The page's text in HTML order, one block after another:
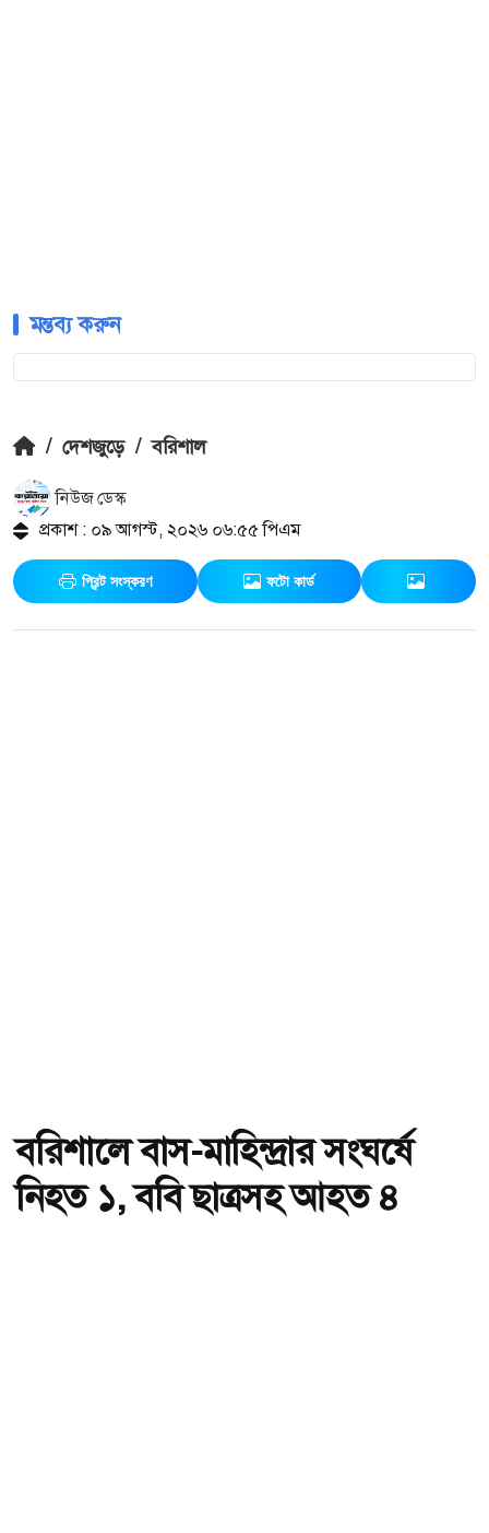
মন্তব্য করুন
/ দেশজুড়ে / বরিশাল
নিউজ ডেস্ক
প্রকাশ : ০৯ আগস্ট, ২০২৬ ০৬:৫৫ পিএম
প্রিন্ট সংস্করণ ফটো কার্ড
বরিশালে বাস-মাহিন্দ্রার সংঘর্ষে
নিহত ১, ববি ছাত্রসহ আহত ৪